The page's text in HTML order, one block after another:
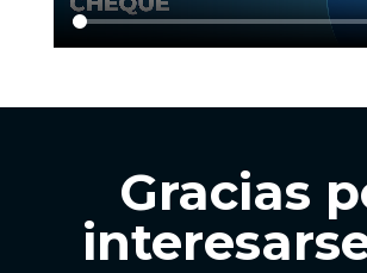
Gracias